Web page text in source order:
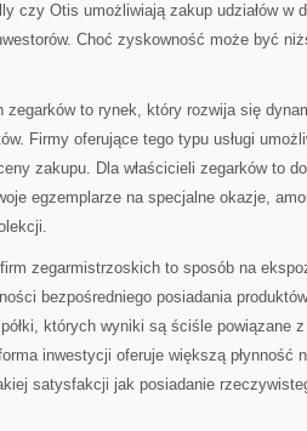
czy Otis umożliwiają zakup udziałów w
Choć zyskowność może być
zegarków to rynek, który rozwija się
Firmy oferujące tego typu usługi
zakupu. Dla właścicieli zegarków to
egzemplarze na specjalne okazje,
zegarmistrzoskich to sposób na
bezpośredniego posiadania
których wyniki są ściśle powiązane
inwestycji oferuje większą płynność
satysfakcji jak posiadanie